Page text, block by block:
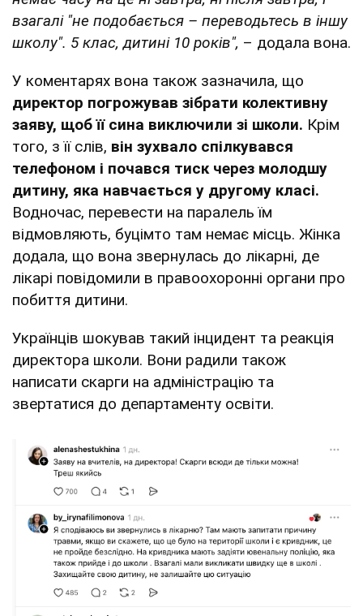
взагалі "не подобається – переводьтесь в іншу
школу". 5 клас, дитині 10 років", – додала вона.
У коментарях вона також зазначила, що
директор погрожував зібрати колективну
заяву, щоб її сина виключили зі школи. Крім
того, з її слів, він зухвало спілкувався
телефоном і почався тиск через молодшу
дитину, яка навчається у другому класі.
Водночас, перевести на паралель їм
відмовляють, буцімто там немає місць. Жінка
додала, що вона звернулась до лікарні, де
лікарі повідомили в правоохоронні органи про
побиття дитини.
Українців шокував такий інцидент та реакція
директора школи. Вони радили також
написати скарги на адміністрацію та
звертатися до департаменту освіти.